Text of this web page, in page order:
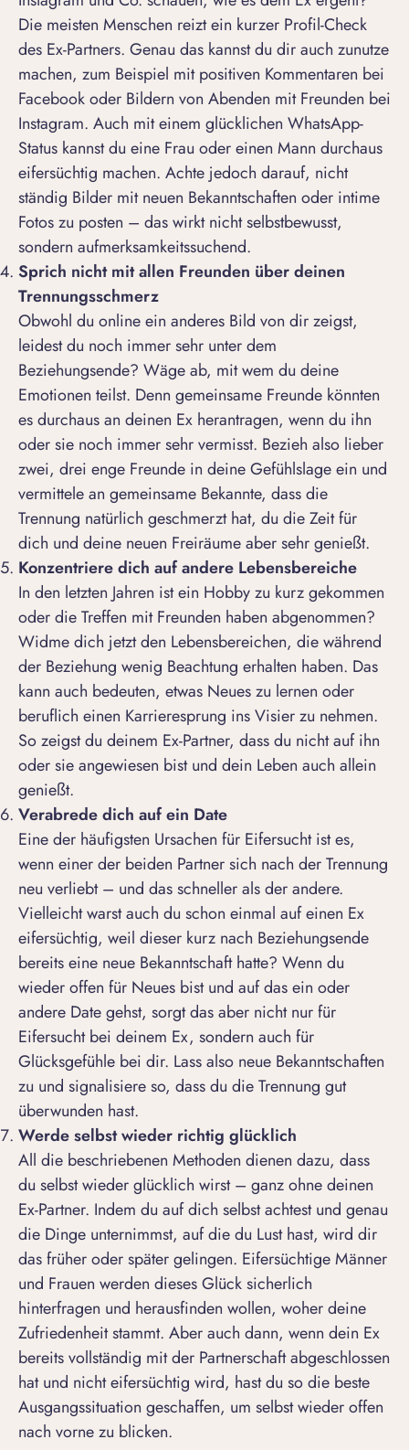
Die meisten Menschen reizt ein kurzer Profil-Check
des Ex-Partners. Genau das kannst du dir auch zunutze
machen, zum Beispiel mit positiven Kommentaren bei
Facebook oder Bildern von Abenden mit Freunden bei
Instagram. Auch mit einem glücklichen WhatsApp-
Status kannst du eine Frau oder einen Mann durchaus
eifersüchtig machen. Achte jedoch darauf, nicht
ständig Bilder mit neuen Bekanntschaften oder intime
Fotos zu posten – das wirkt nicht selbstbewusst,
sondern aufmerksamkeitssuchend.
Sprich nicht mit allen Freunden über deinen
Trennungsschmerz
Obwohl du online ein anderes Bild von dir zeigst,
leidest du noch immer sehr unter dem
Beziehungsende? Wäge ab, mit wem du deine
Emotionen teilst. Denn gemeinsame Freunde könnten
es durchaus an deinen Ex herantragen, wenn du ihn
oder sie noch immer sehr vermisst. Bezieh also lieber
zwei, drei enge Freunde in deine Gefühlslage ein und
vermittele an gemeinsame Bekannte, dass die
Trennung natürlich geschmerzt hat, du die Zeit für
dich und deine neuen Freiräume aber sehr genießt.
Konzentriere dich auf andere Lebensbereiche
In den letzten Jahren ist ein Hobby zu kurz gekommen
oder die Treffen mit Freunden haben abgenommen?
Widme dich jetzt den Lebensbereichen, die während
der Beziehung wenig Beachtung erhalten haben. Das
kann auch bedeuten, etwas Neues zu lernen oder
beruflich einen Karrieresprung ins Visier zu nehmen.
So zeigst du deinem Ex-Partner, dass du nicht auf ihn
oder sie angewiesen bist und dein Leben auch allein
genießt.
Verabrede dich auf ein Date
Eine der häufigsten Ursachen für Eifersucht ist es,
wenn einer der beiden Partner sich nach der Trennung
neu verliebt– und das schneller als der andere.
Vielleicht warst auch du schon einmal auf einen Ex
eifersüchtig, weil dieser kurz nach Beziehungsende
bereits eine neue Bekanntschaft hatte? Wenn du
wieder offen für Neues bist und auf das ein oder
andere Date gehst, sorgt das aber nicht nur für
Eifersucht bei deinem Ex, sondern auch für
Glücksgefühle bei dir. Lass also neue Bekanntschaften
zu und signalisiere so, dass du die Trennung gut
überwunden hast.
Werde selbst wieder richtig glücklich
All die beschriebenen Methoden dienen dazu, dass
du selbst wieder glücklich wirst – ganz ohne deinen
Ex-Partner. Indem du auf dich selbst achtest und genau
die Dinge unternimmst, auf die du Lust hast, wird dir
das früher oder später gelingen. Eifersüchtige Männer
und Frauen werden dieses Glück sicherlich
hinterfragen und herausfinden wollen, woher deine
Zufriedenheit stammt. Aber auch dann, wenn dein Ex
bereits vollständig mit der Partnerschaft abgeschlossen
hat und nicht eifersüchtig wird, hast du so die beste
Ausgangssituation geschaffen, um selbst wieder offen
nach vorne zu blicken.